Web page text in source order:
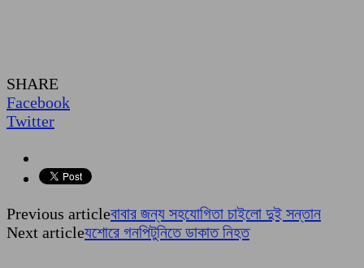
SHARE
Facebook
Twitter
Previous articleবাবার জন্য সহযোগিতা চাইলো দুই সন্তান
Next articleযশোরে গনপিটুনিতে ডাকাত নিহত